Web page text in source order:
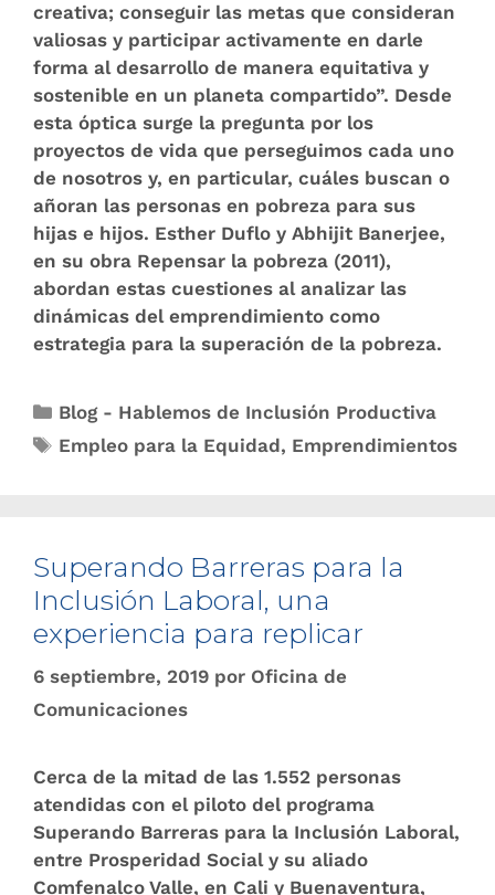
creativa; conseguir las metas que consideran
valiosas y participar activamente en darle
forma al desarrollo de manera equitativa y
sostenible en un planeta compartido”. Desde
esta óptica surge la pregunta por los
proyectos de vida que perseguimos cada uno
de nosotros y, en particular, cuáles buscan o
añoran las personas en pobreza para sus
hijas e hijos. Esther Duflo y Abhijit Banerjee,
en su obra Repensar la pobreza (2011),
abordan estas cuestiones al analizar las
dinámicas del emprendimiento como
estrategia para la superación de la pobreza.
Blog - Hablemos de Inclusión Productiva
Empleo para la Equidad, Emprendimientos
Superando Barreras para la
Inclusión Laboral, una
experiencia para replicar
6 septiembre, 2019 por Oficina de
Comunicaciones
Cerca de la mitad de las 1.552 personas
atendidas con el piloto del programa
Superando Barreras para la Inclusión Laboral,
entre Prosperidad Social y su aliado
Comfenalco Valle, en Cali y Buenaventura,